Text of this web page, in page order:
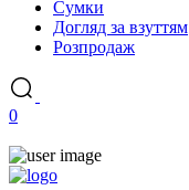
Сумки
Догляд за взуттям
Розпродаж
0